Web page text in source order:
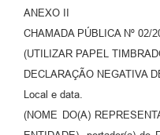
ANEXO II
CHAMADA PÚBLICA Nº 02/
(UTILIZAR PAPEL
DECLARAÇÃO NEGATIVA
Local e data.
(NOME DO(A)